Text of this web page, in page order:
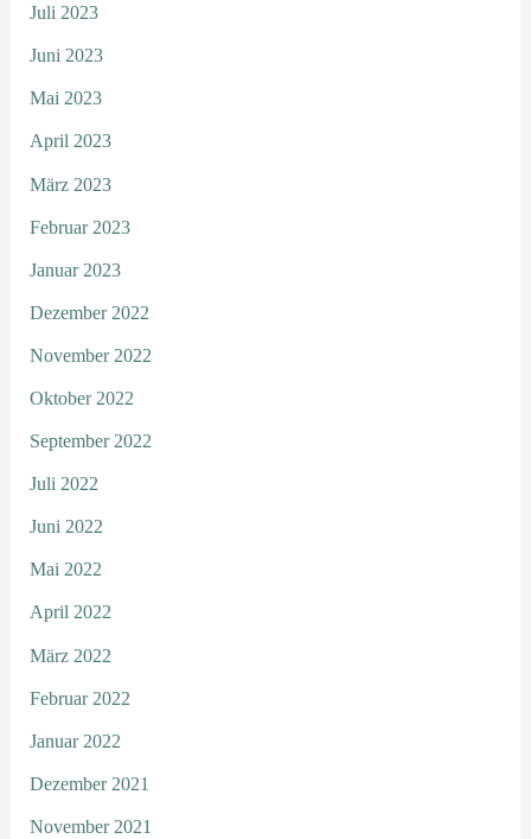
Juli 2023
Juni 2023
Mai 2023
April 2023
März 2023
Februar 2023
Januar 2023
Dezember 2022
November 2022
Oktober 2022
September 2022
Juli 2022
Juni 2022
Mai 2022
April 2022
März 2022
Februar 2022
Januar 2022
Dezember 2021
November 2021